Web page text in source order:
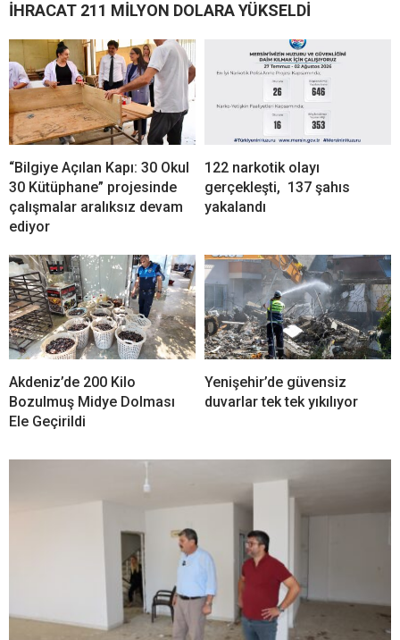
İHRACAT 211 MİLYON DOLARA YÜKSELDİ
“Bilgiye Açılan Kapı: 30 Okul
30 Kütüphane” projesinde
çalışmalar aralıksız devam
ediyor
122 narkotik olayı
gerçekleşti, 137 şahıs
yakalandı
Akdeniz’de 200 Kilo
Bozulmuş Midye Dolması
Ele Geçirildi
Yenişehir’de güvensiz
duvarlar tek tek yıkılıyor